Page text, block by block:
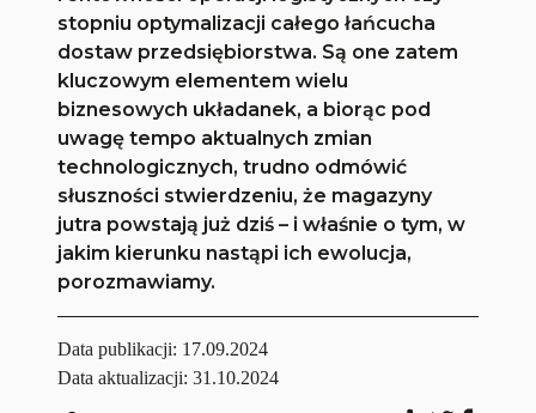
stopniu optymalizacji całego łańcucha
dostaw przedsiębiorstwa. Są one zatem
kluczowym elementem wielu
biznesowych układanek, a biorąc pod
uwagę tempo aktualnych zmian
technologicznych, trudno odmówić
słuszności stwierdzeniu, że magazyny
jutra powstają już dziś – i właśnie o tym, w
jakim kierunku nastąpi ich ewolucja,
porozmawiamy.
Data publikacji: 17.09.2024
Data aktualizacji: 31.10.2024